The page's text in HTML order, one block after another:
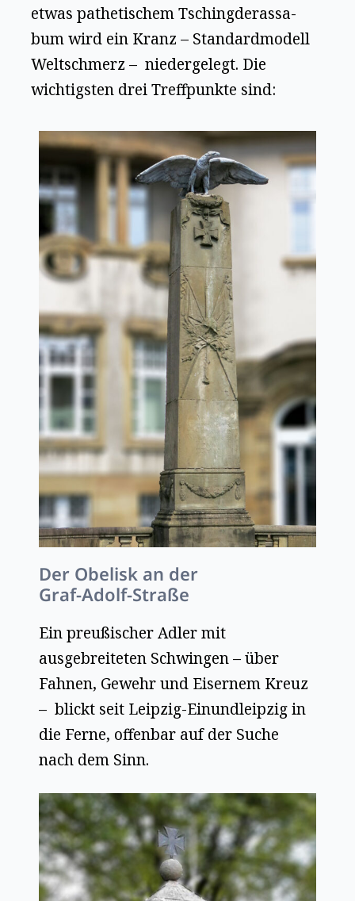
etwas pathetischem Tsching­de­ras­sa­
bum wird ein Kranz – Standardmodell
Weltschmerz – niedergelegt. Die
wichtigsten drei Treffpunkte sind:
Der Obelisk an der
Graf-Adolf-Straße
Ein preußischer Adler mit
ausgebreiteten Schwingen – über
Fahnen, Gewehr und Eisernem Kreuz
– blickt seit Leipzig-Einundleipzig in
die Ferne, offenbar auf der Suche
nach dem Sinn.